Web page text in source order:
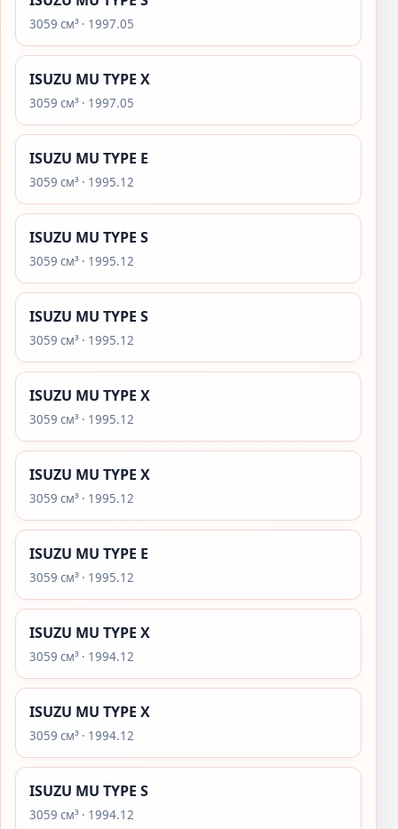
3059 см³ · 1997.05
ISUZU MU TYPE X
3059 см³ · 1997.05
ISUZU MU TYPE E
3059 см³ · 1995.12
ISUZU MU TYPE S
3059 см³ · 1995.12
ISUZU MU TYPE S
3059 см³ · 1995.12
ISUZU MU TYPE X
3059 см³ · 1995.12
ISUZU MU TYPE X
3059 см³ · 1995.12
ISUZU MU TYPE E
3059 см³ · 1995.12
ISUZU MU TYPE X
3059 см³ · 1994.12
ISUZU MU TYPE X
3059 см³ · 1994.12
ISUZU MU TYPE S
3059 см³ · 1994.12